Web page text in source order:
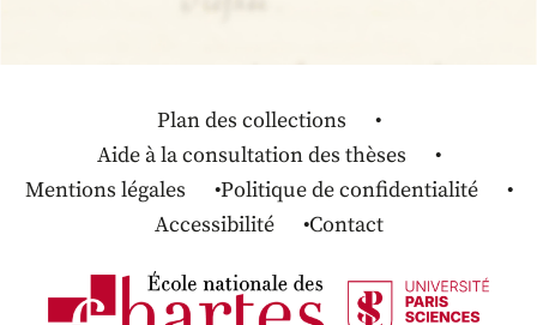
Plan des collections
Aide à la consultation des thèses
Mentions légales
Politique de confidentialité
Accessibilité
Contact